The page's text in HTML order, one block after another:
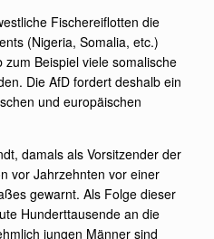
Fischereiflotten die
(Nigeria, Somalia, etc.)
Beispiel viele somalische
Die AfD fordert deshalb ein
und europäischen
damals als Vorsitzender der
vor Jahrzehnten vor einer
gewarnt. Als Folge dieser
Hunderttausende an die
jungen Männer sind